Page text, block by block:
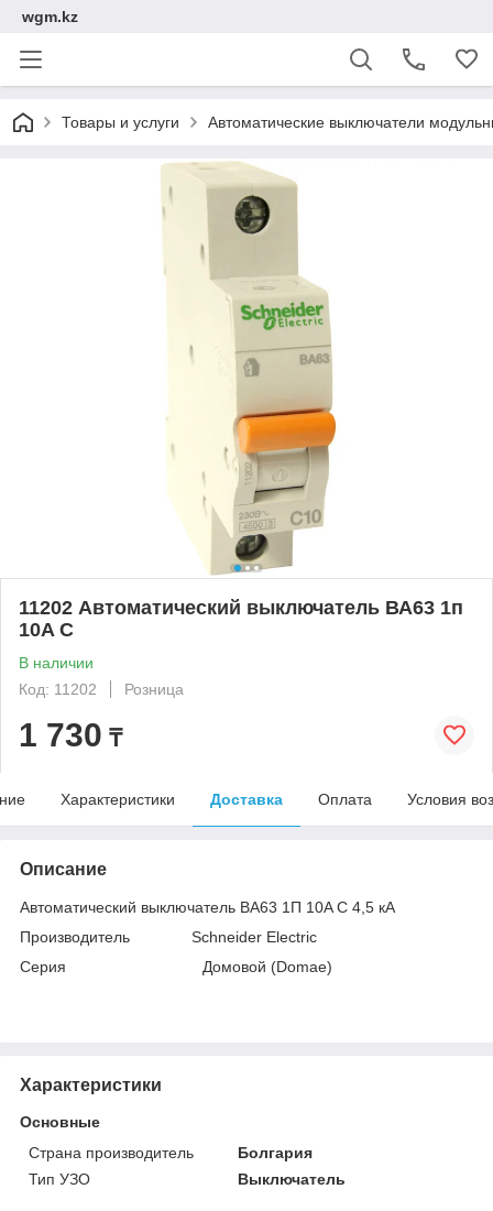
wgm.kz
Товары и услуги Автоматические выключатели
11202 Автоматический выключатель ВА63 1п
10A C
В наличии
Код: 11202
Розница
1 730 ₸
Характеристики Доставка Оплата Условия
Описание
Автоматический выключатель ВА63 1П 10A C 4,5 кА
Производитель Schneider Electric
Серия Домовой (Domae)
Характеристики
Основные
Страна производитель
Болгария
Тип УЗО
Выключатель